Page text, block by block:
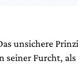
unsichere
seiner Furcht,